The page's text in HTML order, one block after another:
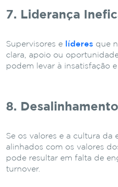
7. Liderança
Supervisores e líderes que
clara, apoio ou
podem levar à insatisfação
8.
Se os valores e a cultura da
alinhados com os valores
pode resultar em falta de
turnover.